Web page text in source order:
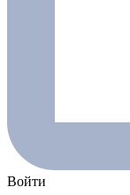
Войти